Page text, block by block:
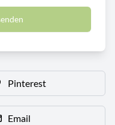
Pinterest
Email